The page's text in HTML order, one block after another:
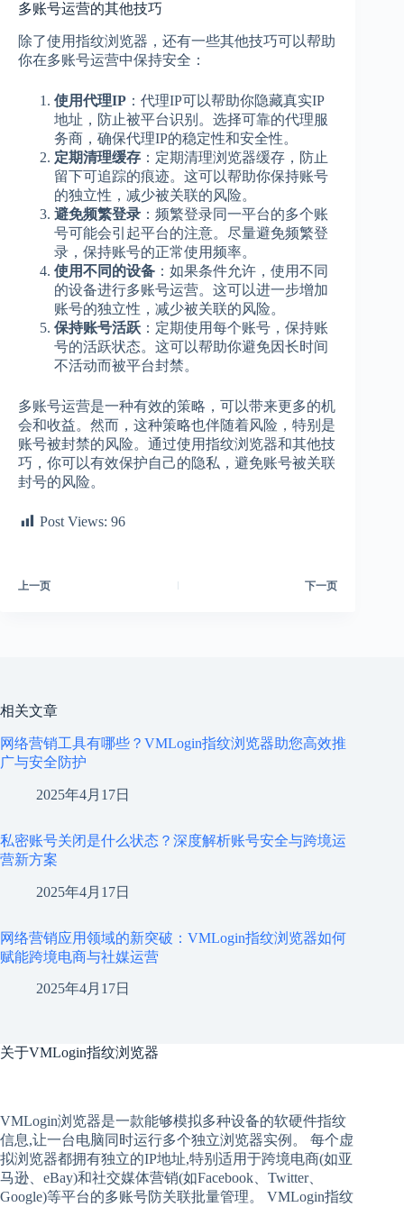
多账号运营的其他技巧
除了使用指纹浏览器，还有一些其他技巧可以帮助
你在多账号运营中保持安全：
使用代理IP ：代理IP可以帮助你隐藏真实IP
地址，防止被平台识别。选择可靠的代理服
务商，确保代理IP的稳定性和安全性。
定期清理缓存 ：定期清理浏览器缓存，防止
留下可追踪的痕迹。这可以帮助你保持账号
的独立性，减少被关联的风险。
避免频繁登录 ：频繁登录同一平台的多个账
号可能会引起平台的注意。尽量避免频繁登
录，保持账号的正常使用频率。
使用不同的设备 ：如果条件允许，使用不同
的设备进行多账号运营。这可以进一步增加
账号的独立性，减少被关联的风险。
保持账号活跃 ：定期使用每个账号，保持账
号的活跃状态。这可以帮助你避免因长时间
不活动而被平台封禁。
多账号运营是一种有效的策略，可以带来更多的机
会和收益。然而，这种策略也伴随着风险，特别是
账号被封禁的风险。通过使用指纹浏览器和其他技
巧，你可以有效保护自己的隐私，避免账号被关联
封号的风险。
Post Views: 96
上一页 下一页
相关文章
网络营销工具有哪些？VMLogin指纹浏览器助您高效推
广与安全防护
2025年4月17日
私密账号关闭是什么状态？深度解析账号安全与跨境运
营新方案
2025年4月17日
网络营销应用领域的新突破：VMLogin指纹浏览器如何
赋能跨境电商与社媒运营
2025年4月17日
关于VMLogin指纹浏览器
VMLogin浏览器是一款能够模拟多种设备的软硬件指纹
信息,让一台电脑同时运行多个独立浏览器实例。 每个虚
拟浏览器都拥有独立的IP地址,特别适用于跨境电商(如亚
马逊、eBay)和社交媒体营销(如Facebook、Twitter、
Google)等平台的多账号防关联批量管理。 VMLogin指纹